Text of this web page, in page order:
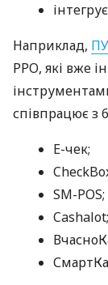
Наприклад,
РРО, які вже
співпрацює з
E-чек;
SM-POS;
Cashalot;